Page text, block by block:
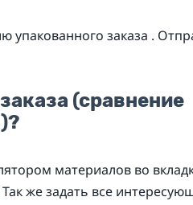
заказа .
(сравнение
материалов во
же задать все